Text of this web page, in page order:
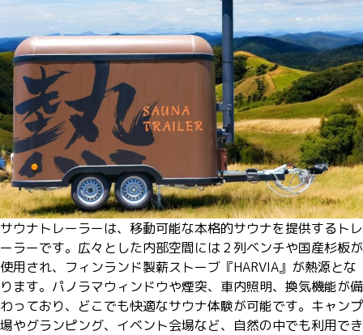
サウナトレーラーは、移動可能な本格的サウナを提供するトレ
ーラーです。広々とした内部空間には２列ベンチや国産杉板が
使用され、フィンランド製薪ストーブ『HARVIA』が熱源とな
ります。パノラマウィンドウや煙突、車内照明、換気機能が備
わっており、どこでも快適なサウナ体験が可能です。キャンプ
場やグランピング、イベント会場など、自然の中でも利用でき